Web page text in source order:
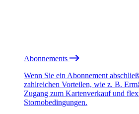
Abonnements
Wenn Sie ein Abonnement
zahlreichen Vorteilen, wie z. B.
Zugang zum Kartenverkauf und
Stornobedingungen.